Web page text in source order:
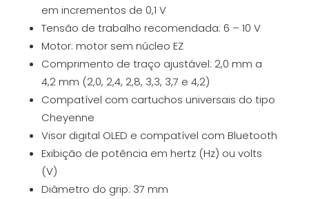
em incrementos de 0,1 V
Tensão de trabalho recomendada: 6 – 10 V
Motor: motor sem núcleo EZ
Comprimento de traço ajustável: 2,0 mm a
4,2 mm (2,0, 2,4, 2,8, 3,3, 3,7 e 4,2)
Compatível com cartuchos universais do tipo
Cheyenne
Visor digital OLED e compatível com Bluetooth
Exibição de potência em hertz (Hz) ou volts
(V)
Diâmetro do grip: 37 mm